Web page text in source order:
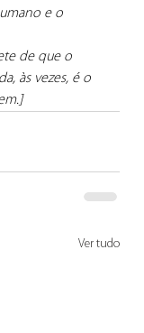
e o
de que o
às vezes, é o
Ver tudo